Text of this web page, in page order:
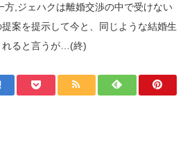
方,ジェハクは離婚交渉の中で受けない
案を提示して今と、同じような結婚生
れると言うが…(終)